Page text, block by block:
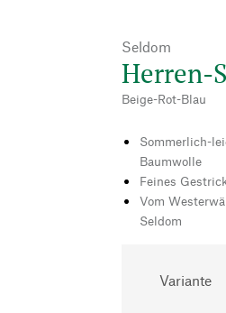
Seldom
Herren-
Beige-Rot-Blau
Sommerlich-
Baumwolle
Feines
Vom
Seldom
Variante